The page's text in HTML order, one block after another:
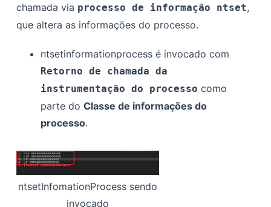
chamada via processo de informação ntset,
que altera as informações do processo.
ntsetinformationprocess é invocado com
Retorno de chamada da
instrumentação do processo como
parte doClasse de informações do
processo.
ntsetInfomationProcess sendo
invocado